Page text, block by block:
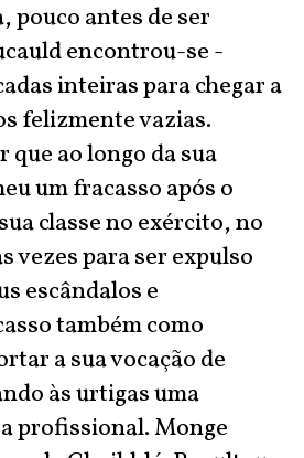
pouco antes de ser
encontrou-se -
inteiras para chegar a
felizmente vazias.
ao longo da sua
um fracasso após o
classe no exército, no
vezes para ser expulso
escândalos e
também como
a sua vocação de
às urtigas uma
profissional. Monge